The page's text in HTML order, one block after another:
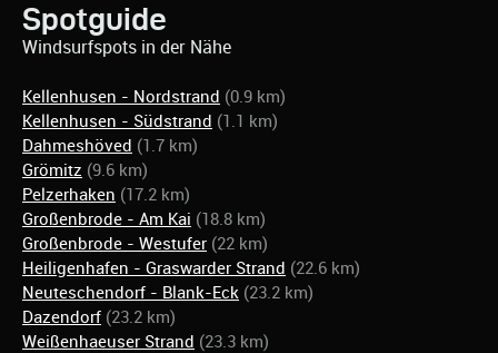
Spotguide
Windsurfspots in der Nähe
Kellenhusen - Nordstrand (0.9 km)
Kellenhusen - Südstrand (1.1 km)
Dahmeshöved (1.7 km)
Grömitz (9.6 km)
Pelzerhaken (17.2 km)
Großenbrode - Am Kai (18.8 km)
Großenbrode - Westufer (22 km)
Heiligenhafen - Graswarder Strand (22.6 km)
Neuteschendorf - Blank-Eck (23.2 km)
Dazendorf (23.2 km)
Weißenhaeuser Strand (23.3 km)